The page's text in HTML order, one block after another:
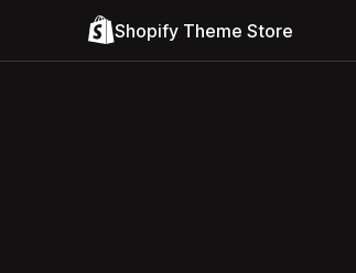
Shopify Theme Store